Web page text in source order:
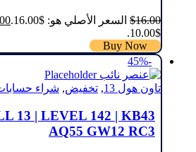
$16.00 السعر الأصلي هو: $16.00.
$10.00.
Buy Now
-45%
تاون هول 13 , تخفيض, شراء
13 | LEVEL 142 | KB43
AQ55 GW12 RC3